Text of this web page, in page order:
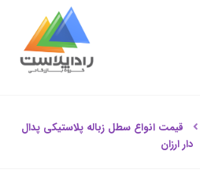
قیمت انواع سطل زباله پلاستیکی پدال
دار ارزان